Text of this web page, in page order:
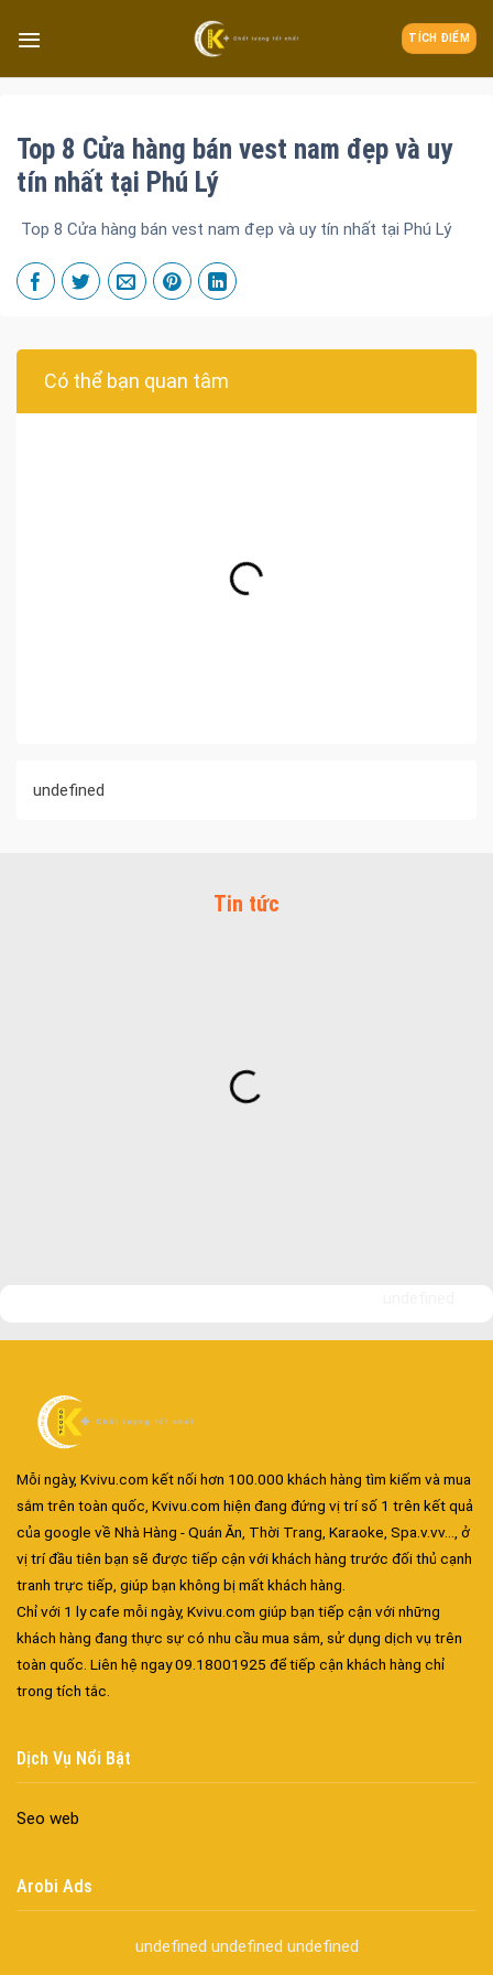
TÍCH ĐIỂM
Top 8 Cửa hàng bán vest nam đẹp và uy
tín nhất tại Phú Lý
Top 8 Cửa hàng bán vest nam đẹp và uy tín nhất tại Phú Lý
Có thể bạn quan tâm
undefined
Tin tức
Mỗi ngày, Kvivu.com kết nối hơn 100.000 khách hàng tìm kiếm và mua
sắm trên toàn quốc, Kvivu.com hiện đang đứng vị trí số 1 trên kết quả
của google về Nhà Hàng - Quán Ăn, Thời Trang, Karaoke, Spa.v.vv..., ở
vị trí đầu tiên bạn sẽ được tiếp cận với khách hàng trước đối thủ cạnh
tranh trực tiếp, giúp bạn không bị mất khách hàng.
Chỉ với 1 ly cafe mỗi ngày, Kvivu.com giúp bạn tiếp cận với những
khách hàng đang thực sự có nhu cầu mua sắm, sử dụng dịch vụ trên
toàn quốc. Liên hệ ngay 09.18001925 để tiếp cận khách hàng chỉ
trong tích tắc.
Dịch Vụ Nổi Bật
Seo web
Arobi Ads
undefined undefined undefined
Đa dạng màu sắc cửa nhôm – Tối ưu màu sắc Kiến Trúc
Cửa nhôm chống gió mưa – Hiên ngang giữa thời tiết khắc
Cửa nhôm kín nước kín khí – Bình yên với những tác nhân bên
ngoài
Cửa nhôm cách âm – Sự yên bình trong nhịp sống hiện đại
Cửa nhôm trượt view lớn – Nâng tầm đẳng cấp sống
Cửa thép vân gỗ Nhật Bản – Mảnh ghép cho phong cách kiến